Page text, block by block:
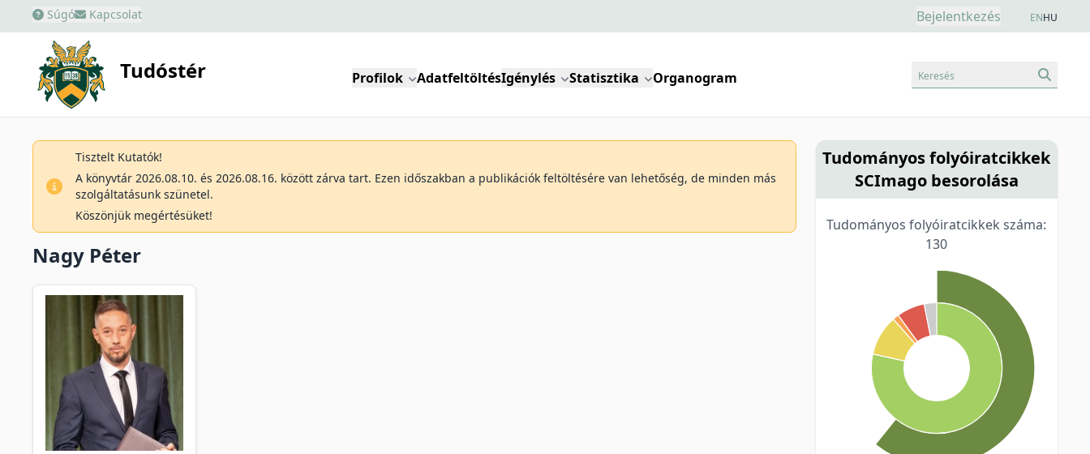
Súgó Kapcsolat Bejelentkezés ENHU
Tudóstér Profilok AdatfeltöltésIgénylés Statisztika Organogram Keresés
Tisztelt Kutatók!
A könyvtár 2026.08.10. és 2026.08.16. között zárva tart. Ezen időszakban a publikációk feltöltésére van lehetőség, de minden más
szolgáltatásunk szünetel.
Köszönjük megértésüket!
Nagy Péter
Tudományos folyóiratcikkek
SCImago besorolása
Tudományos folyóiratcikkek száma:
130